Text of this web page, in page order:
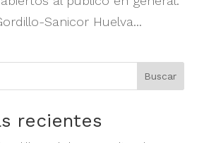
Sanicor Huelva...
Buscar
recientes